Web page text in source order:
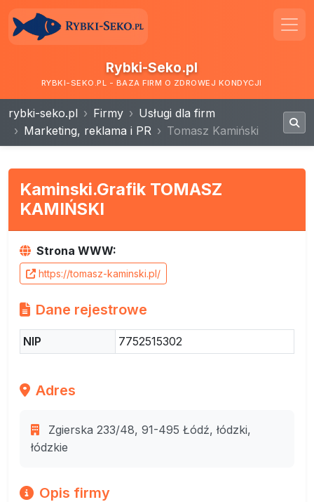
Rybki-Seko.pl
RYBKI-SEKO.PL - BAZA FIRM O ZDROWEJ KONDYCJI
rybki-seko.pl Firmy
Usługi dla firm
Marketing, reklama i PR
Tomasz Kamiński
Kaminski.Grafik TOMASZ
KAMIŃSKI
Strona WWW:
https://tomasz-kaminski.pl/
Dane rejestrowe
NIP 7752515302
Adres
Zgierska 233/48, 91-495 Łódź, łódzki,
łódzkie
Opis firmy